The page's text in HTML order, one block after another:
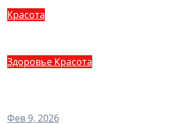
Красота
Здоровье Красота
Фев 9, 2026